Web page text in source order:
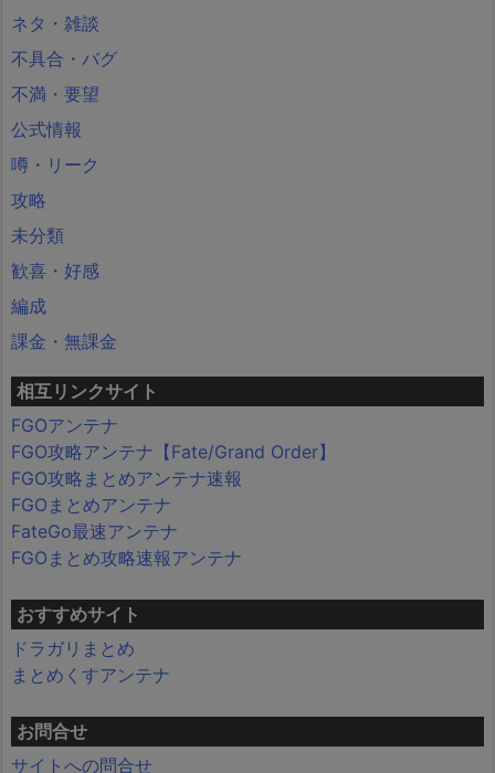
ネタ・雑談
不具合・バグ
不満・要望
公式情報
噂・リーク
攻略
未分類
歓喜・好感
編成
課金・無課金
相互リンクサイト
FGOアンテナ
FGO攻略アンテナ【Fate/Grand Order】
FGO攻略まとめアンテナ速報
FGOまとめアンテナ
FateGo最速アンテナ
FGOまとめ攻略速報アンテナ
おすすめサイト
ドラガリまとめ
まとめくすアンテナ
お問合せ
サイトへの問合せ